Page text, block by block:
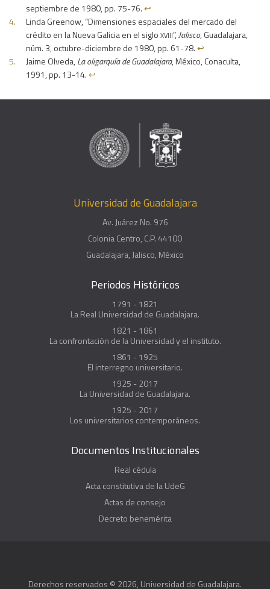
septiembre de 1980, pp. 75-76.↩︎
Linda Greenow, “Dimensiones espaciales del mercado del
crédito en la Nueva Galicia en el sigloxviii”,Jalisco, Guadalajara,
núm. 3, octubre-diciembre de 1980, pp. 61-78.↩︎
Jaime Olveda,La oligarquía de Guadalajara, México, Conaculta,
1991, pp. 13-14.↩︎
Universidad de Guadalajara
Av. Juárez No. 976
Colonia Centro, C.P. 44100
Guadalajara, Jalisco, México
Periodos Históricos
1791 - 1821
La Real Universidad de Guadalajara.
1821 - 1861
La confrontación de la Universidad y el instituto.
1861 - 1925
El interregno universitario.
1925 - 2017
La Universidad de Guadalajara.
1925 - 2017
Los universitarios contemporáneos.
Documentos Institucionales
Real cédula
Acta constitutiva de la UdeG
Actas de consejo
Decreto benemérita
Derechos reservados © 2026, Universidad de Guadalajara.